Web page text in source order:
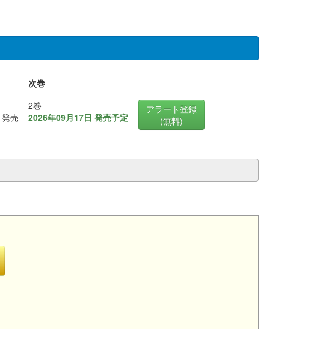
次巻
売
2巻
2026年09月17日 発売予定
アラート登録
(無料)